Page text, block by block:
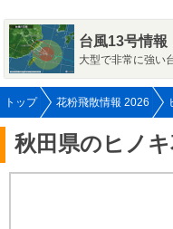
台風13号情報
大型で非常に強い
トップ 花粉飛散情報 2026
秋田県のヒノ